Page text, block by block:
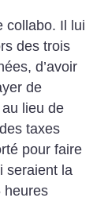
collabo. Il lui
des trois
d’avoir
de
lieu de
taxes
pour faire
seraient la
heures